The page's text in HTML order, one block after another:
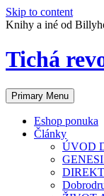
Skip to content
Knihy a iné od
Tichá
Primary Menu
Eshop ponuka
Články
ÚVOD